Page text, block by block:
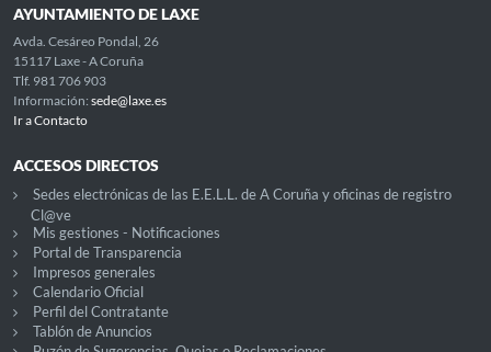
AYUNTAMIENTO DE LAXE
Avda. Cesáreo Pondal, 26
15117 Laxe - A Coruña
Tlf. 981 706 903
Información: sede@laxe.es
Ir a Contacto
ACCESOS DIRECTOS
Sedes electrónicas de las E.E.L.L. de A Coruña y oficinas de registro
Cl@ve
Mis gestiones - Notificaciones
Portal de Transparencia
Impresos generales
Calendario Oficial
Perfil del Contratante
Tablón de Anuncios